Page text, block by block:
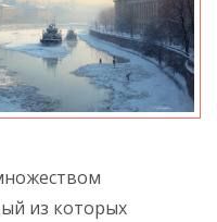
из которых